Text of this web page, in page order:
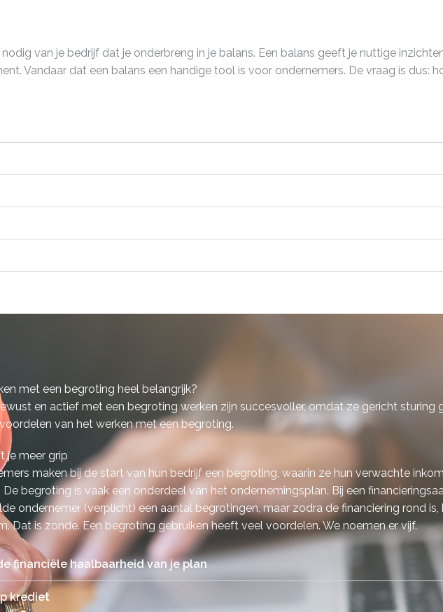
van je bedrijf dat je onderbreng in je balans. Een balans geeft je nuttige
Vandaar dat een balans een handige tool is voor ondernemers. De vraag is dus:
met een begroting heel belangrijk?
en actief met een begroting werken zijn succesvoller, omdat ze gericht sturing
van het werken met een begroting.
je meer grip
maken bij de start van hun bedrijf een begroting, waarin ze hun verwachte
begroting is vaak een onderdeel van het ondernemingsplan. Bij een
ondernemer (verplicht) een aantal begrotingen, maar zodra de financiering rond is,
Dat is zonde. Een begroting gebruiken heeft veel voordelen. We noemen er vijf.
financiële haalbaarheid van je plan
krediet